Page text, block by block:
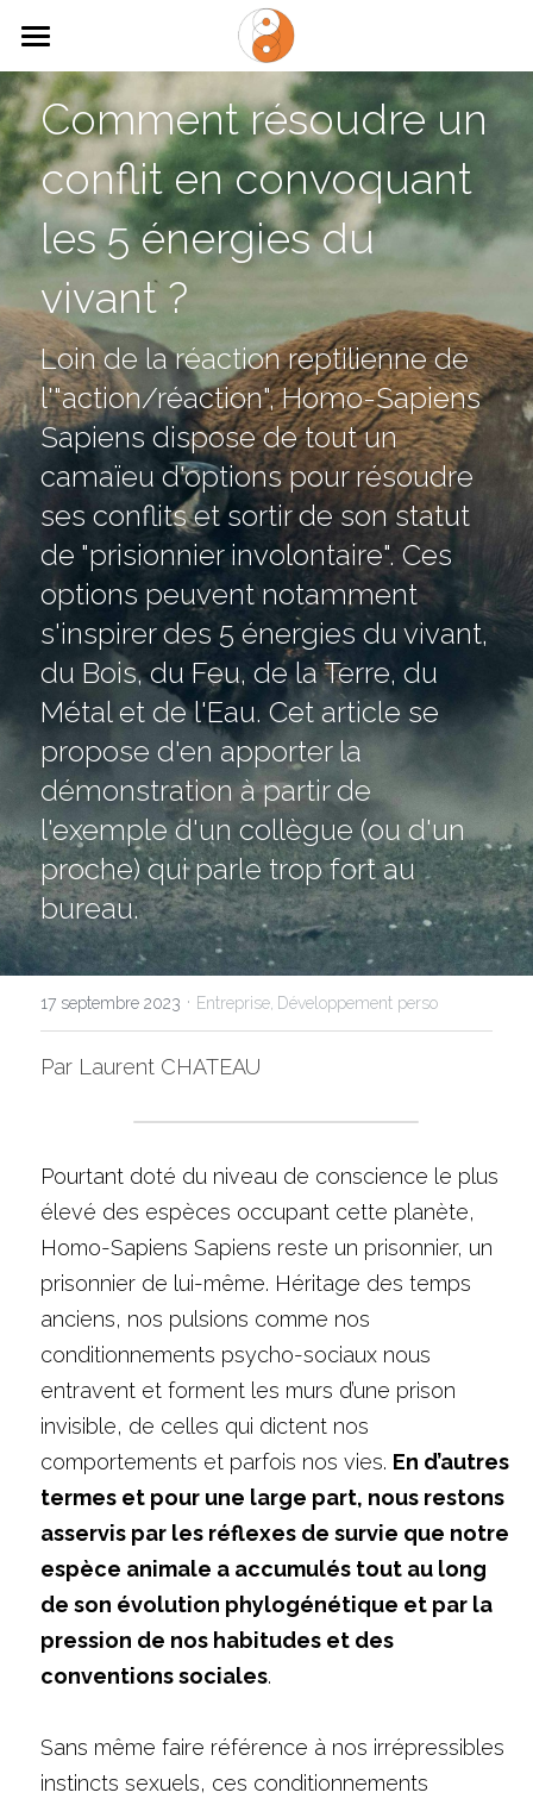
ACCUEIL
NOUS CONTACTER
QUI SOMMES-NOUS
TAOISME ET BIOMIMETISME
OUTILS
CONFERENCES
LIVRES
ARTICLES
Rechercher
NOUS CONTACTER
Comment résoudre un
conflit en convoquant
les 5 énergies du
vivant ?
Loin de la réaction reptilienne de
l'"action/réaction", Homo-Sapiens
Sapiens dispose de tout un
camaïeu d'options pour résoudre
ses conflits et sortir de son statut
de "prisionnier involontaire". Ces
options peuvent notamment
s'inspirer des 5 énergies du vivant,
du Bois, du Feu, de la Terre, du
Métal et de l'Eau. Cet article se
propose d'en apporter la
démonstration à partir de
l'exemple d'un collègue (ou d'un
proche) qui parle trop fort au
bureau.
17 septembre 2023 · Entreprise, Développement perso
Par Laurent CHATEAU
Pourtant doté du niveau de conscience le plus
élevé des espèces occupant cette planète,
Homo-Sapiens Sapiens reste un prisonnier, un
prisonnier de lui-même. Héritage des temps
anciens, nos pulsions comme nos
conditionnements psycho-sociaux nous
entravent et forment les murs d’une prison
invisible, de celles qui dictent nos
comportements et parfois nos vies. En d’autres
termes et pour une large part, nous restons
asservis par les réflexes de survie que notre
espèce animale a accumulés tout au long
de son évolution phylogénétique et par la
pression de nos habitudes et des
conventions sociales.
Sans même faire référence à nos irrépressibles
instincts sexuels, ces conditionnements
LES CATÉGORIES DE LA BOUTIQUE
Toutes les catégories